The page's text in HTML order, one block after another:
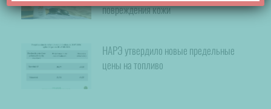
повреждения кожи
НАРЭ утвердило новые предельные
цены на топливо